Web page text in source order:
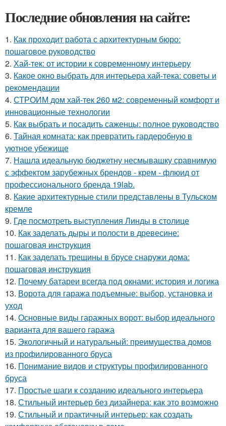
Последние обновления на сайте:
1. Как проходит работа с архитектурным бюро:
пошаговое руководство
2. Хай-тек: от истории к современному интерьеру
3. Какое окно выбрать для интерьера хай-тека: советы и
рекомендации
4. СТРОИМ дом хай-тек 260 м2: современный комфорт и
инновационные технологии
5. Как выбрать и посадить саженцы: полное руководство
6. Тайная комната: как превратить гардеробную в
уютное убежище
7. Нашла идеальную бюджетну несмывашку сравнимую
с эффектом зарубежных брендов - крем - флюид от
профессионального бренда 19lab.
8. Какие архитектурные стили представлены в Тульском
кремле
9. Где посмотреть выступления Линды в столице
10. Как заделать дыры и полости в древесине:
пошаговая инструкция
11. Как заделать трещины в брусе снаружи дома:
пошаговая инструкция
12. Почему батареи всегда под окнами: история и логика
13. Ворота для гаража подъемные: выбор, установка и
уход
14. Основные виды гаражных ворот: выбор идеального
варианта для вашего гаража
15. Экологичный и натуральный: преимущества домов
из профилированного бруса
16. Понимание видов и структуры профилированного
бруса
17. Простые шаги к созданию идеального интерьера
18. Стильный интерьер без дизайнера: как это возможно
19. Стильный и практичный интерьер: как создать